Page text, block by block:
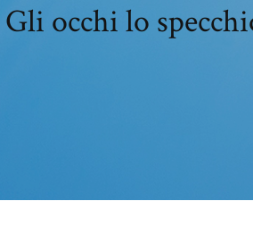
Gli occhi lo